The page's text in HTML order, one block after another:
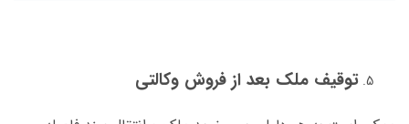
توقیف ملک بعد از فروش وکالتی